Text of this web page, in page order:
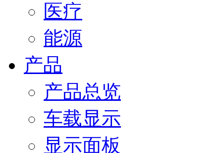
医疗
能源
产品
产品总览
车载显示
显示面板